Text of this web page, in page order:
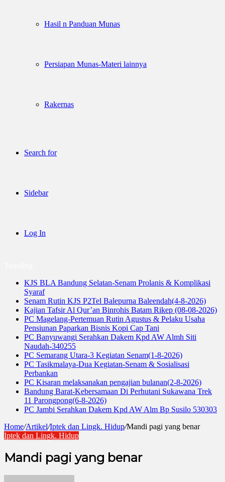
Hasil n Panduan Munas
Persiapan Munas-Materi lainnya
Rakernas
Search for
Sidebar
Log In
KJS BLA Bandung Selatan-Senam Prolanis & Komplikasi
Syaraf
Senam Rutin KJS P2Tel Balepurna Baleendah(4-8-2026)
Kajian Tafsir Al Qur’an Binrohis Batam Rikep (08-08-2026)
PC Magelang-Pertemuan Rutin Agustus & Pelaku Usaha
Pensiunan Paparkan Bisnis Kopi Cap Tani
PC Banyuwangi Serahkan Dakem Kpd AW Almh Siti
Naudah-340255
PC Semarang Utara-3 Kegiatan Senam(1-8-2026)
PC Tasikmalaya-Dua Kegiatan-Senam & Sosialisasi
Perbankan
PC Kisaran melaksanakan pengajian bulanan(2-8-2026)
Bandung Barat-Kebersamaan Di Perhutani Sukawana Trek
11 Parongpong(6-8-2026)
PC Jambi Serahkan Dakem Kpd AW Alm Bp Susilo 530303
Home/Artikel/Iptek dan Lingk. Hidup/Mandi pagi yang benar
Iptek dan Lingk. Hidup
Mandi pagi yang benar